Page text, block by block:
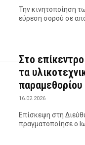
Την κινητοποίηση
εύρεση σορού σε
Στο
τα
παραμεθορίου
16.02.2026
Επίσκεψη στη
πραγματοποίησε ο